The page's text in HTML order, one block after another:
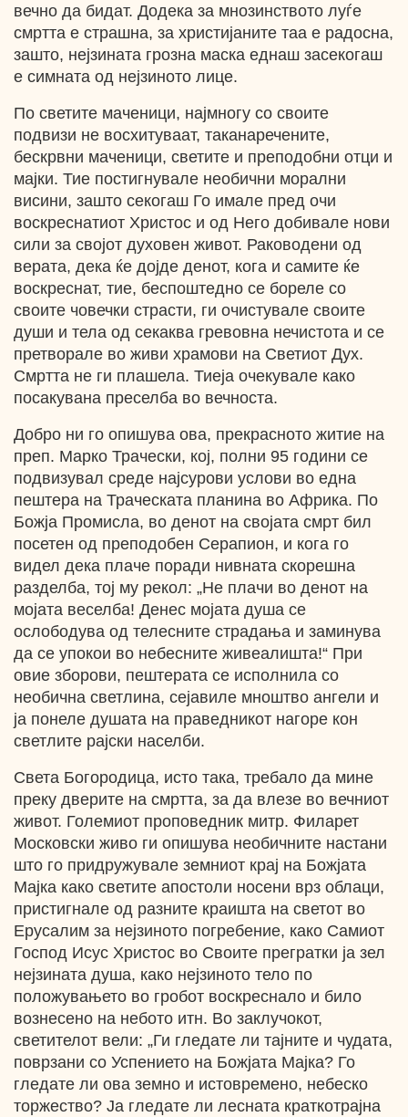
вечно да бидат. Додека за мнозинството луѓе
смртта е страшна, за христијаните таа е радосна,
зашто, нејзината грозна маска еднаш засекогаш
е симната од нејзиното лице.
По светите маченици, најмногу со своите
подвизи не восхитуваат, таканаречените,
бескрвни маченици, светите и преподобни отци и
мајки. Тие постигнувале необични морални
висини, зашто секогаш Го имале пред очи
воскреснатиот Христос и од Него добивале нови
сили за својот духовен живот. Раководени од
верата, дека ќе дојде денот, кога и самите ќе
воскреснат, тие, беспоштедно се бореле со
своите човечки страсти, ги очистувале своите
души и тела од секаква гревовна нечистота и се
претворале во живи храмови на Светиот Дух.
Смртта не ги плашела. Тиеја очекувале како
посакувана преселба во вечноста.
Добро ни го опишува ова, прекрасното житие на
преп. Марко Трачески, кој, полни 95 години се
подвизувал среде најсурови услови во една
пештера на Траческата планина во Африка. По
Божја Промисла, во денот на својата смрт бил
посетен од преподобен Серапион, и кога го
видел дека плаче поради нивната скорешна
разделба, тој му рекол: „Не плачи во денот на
мојата веселба! Денес мојата душа се
ослободува од телесните страдања и заминува
да се упокои во небесните живеалишта!“ При
овие зборови, пештерата се исполнила со
необична светлина, сејавиле мноштво ангели и
ја понеле душата на праведникот нагоре кон
светлите рајски населби.
Света Богородица, исто така, требало да мине
преку дверите на смртта, за да влезе во вечниот
живот. Големиот проповедник митр. Филарет
Московски живо ги опишува необичните настани
што го придружувале земниот крај на Божјата
Мајка како светите апостоли носени врз облаци,
пристигнале од разните краишта на светот во
Ерусалим за нејзиното погребение, како Самиот
Господ Исус Христос во Своите прегратки ја зел
нејзината душа, како нејзиното тело по
положувањето во гробот воскреснало и било
вознесено на небото итн. Во заклучокот,
светителот вели: „Ги гледате ли тајните и чудата,
поврзани со Успението на Божјата Мајка? Го
гледате ли ова земно и истовремено, небеско
торжество? Ја гледате ли лесната краткотрајна